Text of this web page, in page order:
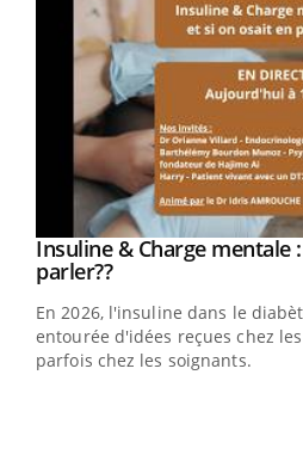
Youtube
Insuline & Charge mentale
parler??Youtube
En 2026, l'insuline dans le
entourée d'idées reçues chez
parfois chez les soignants.